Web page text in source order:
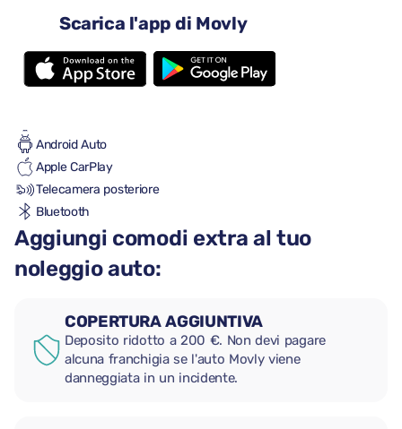
Scarica l'app di Movly
Cambio automatico
5 sedili
4 valigie grandi
Android Auto
Apple CarPlay
Telecamera posteriore
Bluetooth
Aggiungi comodi extra al tuo
noleggio auto:
COPERTURA AGGIUNTIVA
Deposito ridotto a 200 €. Non devi pagare
alcuna franchigia se l'auto Movly viene
danneggiata in un incidente.